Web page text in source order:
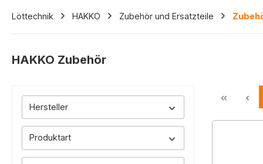
Löttechnik HAKKO Zubehör und Ersatzteile
HAKKO Zubehör
Hersteller
Produktart